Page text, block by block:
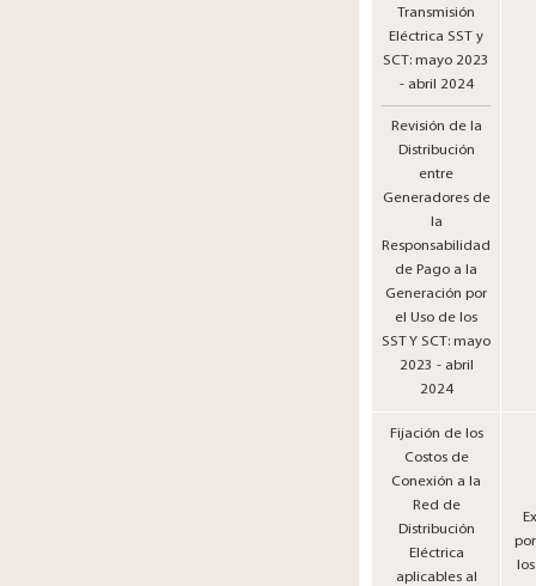
Transmisión
Eléctrica SST y
SCT: mayo 2023
- abril 2024
Revisión de la
Distribución
entre
Generadores de
la
Responsabilidad
de Pago a la
Generación por
el Uso de los
SST Y SCT: mayo
2023 - abril
2024
Fijación de los
Costos de
Conexión a la
Red de
Distribución
Eléctrica
aplicables al